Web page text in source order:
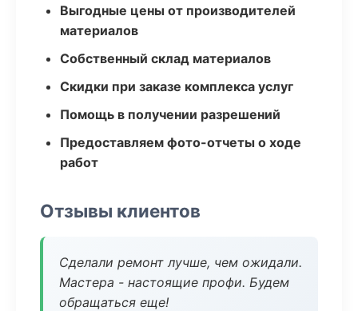
Выгодные цены от производителей
материалов
Собственный склад материалов
Скидки при заказе комплекса услуг
Помощь в получении разрешений
Предоставляем фото-отчеты о ходе
работ
Отзывы клиентов
Сделали ремонт лучше, чем ожидали.
Мастера - настоящие профи. Будем
обращаться еще!